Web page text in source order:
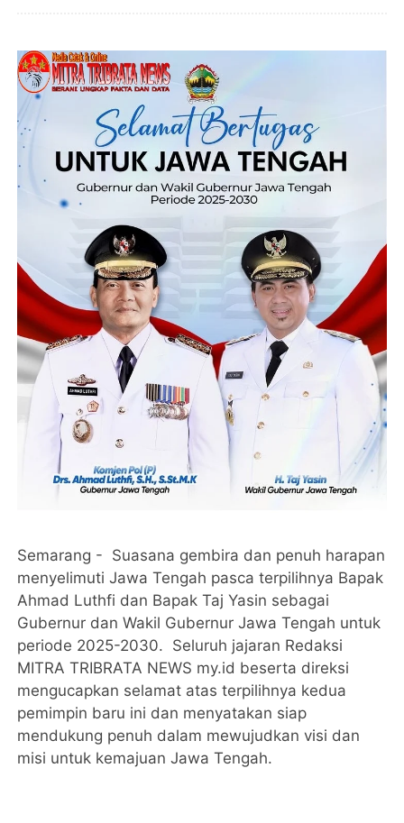
Semarang - Suasana gembira dan penuh harapan
menyelimuti Jawa Tengah pasca terpilihnya Bapak
Ahmad Luthfi dan Bapak Taj Yasin sebagai
Gubernur dan Wakil Gubernur Jawa Tengah untuk
periode 2025-2030. Seluruh jajaran Redaksi
MITRA TRIBRATA NEWS my.id beserta direksi
mengucapkan selamat atas terpilihnya kedua
pemimpin baru ini dan menyatakan siap
mendukung penuh dalam mewujudkan visi dan
misi untuk kemajuan Jawa Tengah.